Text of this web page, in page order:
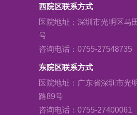
西院区联系方式
医院地址：深圳市光明区马
号
咨询电话：0755-27548735
东院区联系方式
医院地址：广东省深圳市光
路89号
咨询电话：0755-27400061